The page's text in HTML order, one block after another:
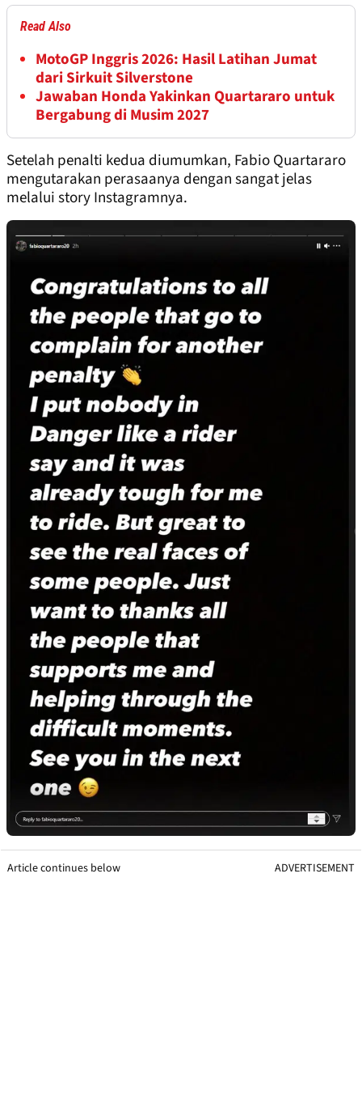
Read Also
MotoGP Inggris 2026: Hasil Latihan Jumat
dari Sirkuit Silverstone
Jawaban Honda Yakinkan Quartararo untuk
Bergabung di Musim 2027
Setelah penalti kedua diumumkan, Fabio Quartararo
mengutarakan perasaanya dengan sangat jelas
melalui story Instagramnya.
Article continues below ADVERTISEMENT